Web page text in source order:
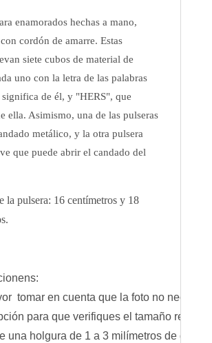
enamorados hechas a mano,
cordón de amarre. Estas
siete cubos de material de
uno con la letra de las palabras
de él, y "HERS", que
ella. Asimismo, una de las pulseras
metálico, y la otra pulsera
que puede abrir el candado del
la pulsera: 16 centímetros y 18
tomar en cuenta que la foto no
para que verifiques el tamaño real.
una holgura de 1 a 3 milímetros de